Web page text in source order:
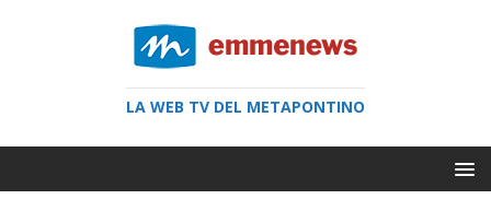
LA WEB TV DEL METAPONTINO